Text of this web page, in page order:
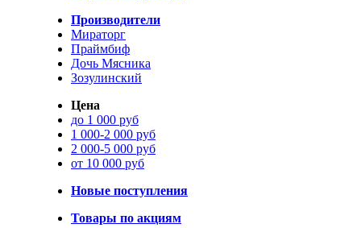
Производители
Мираторг
Праймбиф
Дочь Мясника
Зозулинский
Цена
до 1 000 руб
1 000-2 000 руб
2 000-5 000 руб
от 10 000 руб
Новые поступления
Товары по акциям